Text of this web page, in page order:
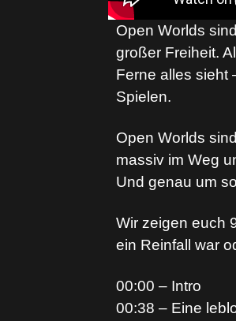
Open Worlds
großer Freiheit.
Ferne alles sieht
Spielen.
Open Worlds
massiv im Weg
Und genau um
Wir zeigen euch
ein Reinfall war
00:00 – Intro
00:38 – Eine